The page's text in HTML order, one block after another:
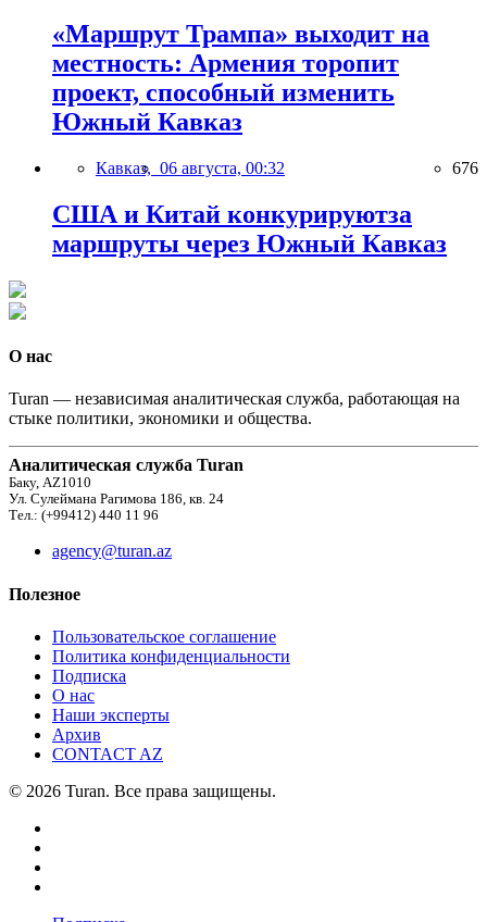
«Маршрут Трампа» выходит на
местность: Армения торопит
проект, способный изменить
Южный Кавказ
Кавказ, 06 августа, 00:32 676
США и Китай конкурируютза
маршруты через Южный Кавказ
О нас
Turan — независимая аналитическая служба, работающая на
стыке политики, экономики и общества.
Аналитическая служба Turan
Баку, AZ1010
Ул. Сулеймана Рагимова 186, кв. 24
Тел.: (+99412) 440 11 96
agency@turan.az
Полезное
Пользовательское соглашение
Политика конфиденциальности
Подписка
О нас
Наши эксперты
Архив
CONTACT AZ
© 2026 Turan. Все права защищены.